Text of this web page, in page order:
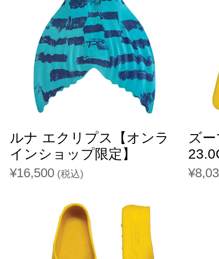
ルナ エクリプス【オンラ
インショップ限定】
¥16,500 (税込)
ズ